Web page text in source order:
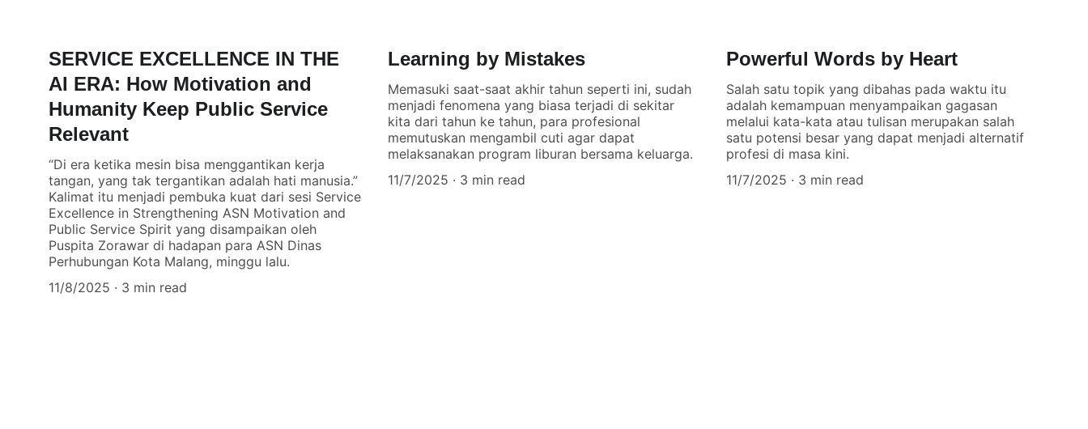
SERVICE EXCELLENCE IN THE
AI ERA: How Motivation and
Humanity Keep Public Service
Relevant
“Di era ketika mesin bisa menggantikan kerja
tangan, yang tak tergantikan adalah hati manusia.”
Kalimat itu menjadi pembuka kuat dari sesi Service
Excellence in Strengthening ASN Motivation and
Public Service Spirit yang disampaikan oleh
Puspita Zorawar di hadapan para ASN Dinas
Perhubungan Kota Malang, minggu lalu.
11/8/2025
3 min read
Learning by Mistakes
Memasuki saat-saat akhir tahun seperti ini, sudah
menjadi fenomena yang biasa terjadi di sekitar
kita dari tahun ke tahun, para profesional
memutuskan mengambil cuti agar dapat
melaksanakan program liburan bersama keluarga.
11/7/2025
3 min read
Powerful Words by Heart
Salah satu topik yang dibahas pada waktu itu
adalah kemampuan menyampaikan gagasan
melalui kata-kata atau tulisan merupakan salah
satu potensi besar yang dapat menjadi alternatif
profesi di masa kini.
11/7/2025
3 min read